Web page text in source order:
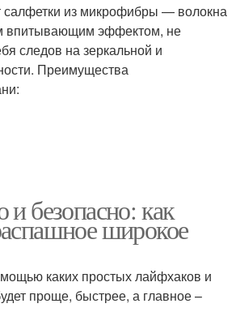
салфетки из микрофибры — волокна
впитывающим эффектом, не
следов на зеркальной и
Преимущества
безопасно: как
широкое
каких простых лайфхаков и
проще, быстрее, а главное –